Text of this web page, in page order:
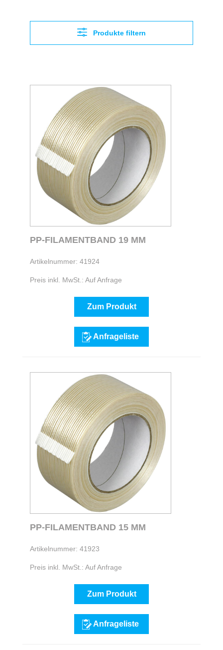
Produkte filtern
PP-FILAMENTBAND 19 MM
Artikelnummer: 41924
Preis inkl. MwSt.: Auf Anfrage
Zum Produkt
Anfrageliste
PP-FILAMENTBAND 15 MM
Artikelnummer: 41923
Preis inkl. MwSt.: Auf Anfrage
Zum Produkt
Anfrageliste